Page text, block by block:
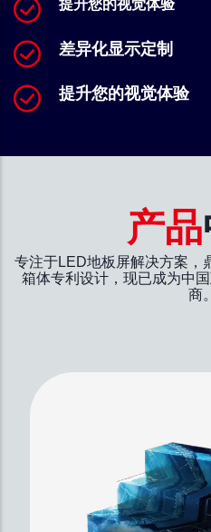
提升您的视觉体验
差异化显示定制
提升您的视觉体验
产品
专注于LED地板屏解决方案，
箱体专利设计，现已成为中
商。